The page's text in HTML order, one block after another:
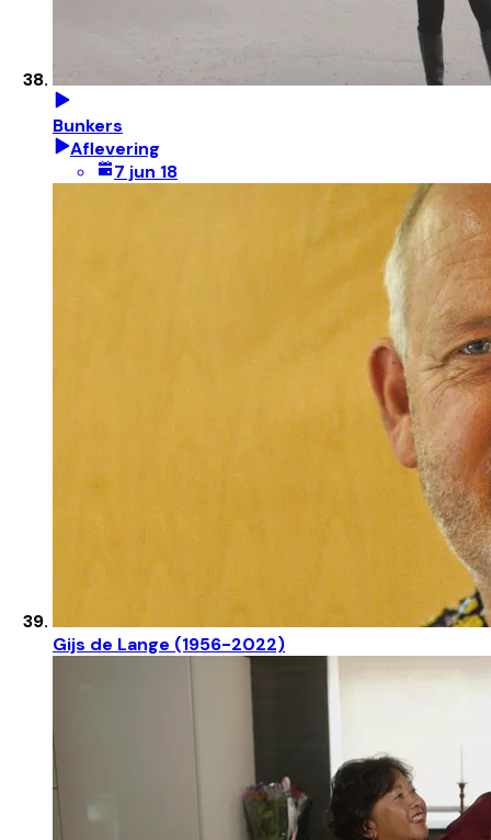
Bunkers
Aflevering
7 jun 18
Gijs de Lange (1956-2022)